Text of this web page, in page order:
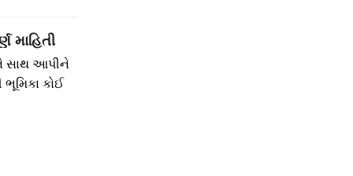
માહિતી
સાથ આપીને
કોઈ